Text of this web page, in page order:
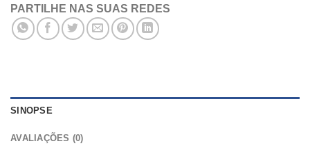
PARTILHE NAS SUAS REDES
SINOPSE
AVALIAÇÕES (0)